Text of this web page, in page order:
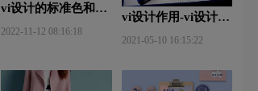
vi设计的标准色和辅
2022-11-12 08:16:18
vi设计作用-vi设计的
2021-05-10 16:15:22